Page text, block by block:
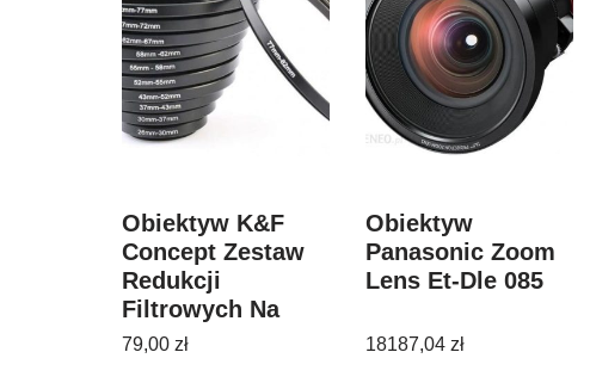
Obiektyw K&F
Concept Zestaw
Redukcji
Filtrowych Na
Obiektyw Marki
79,00 zł
Obiektyw
Panasonic Zoom
Lens Et-Dle 085
18187,04 zł